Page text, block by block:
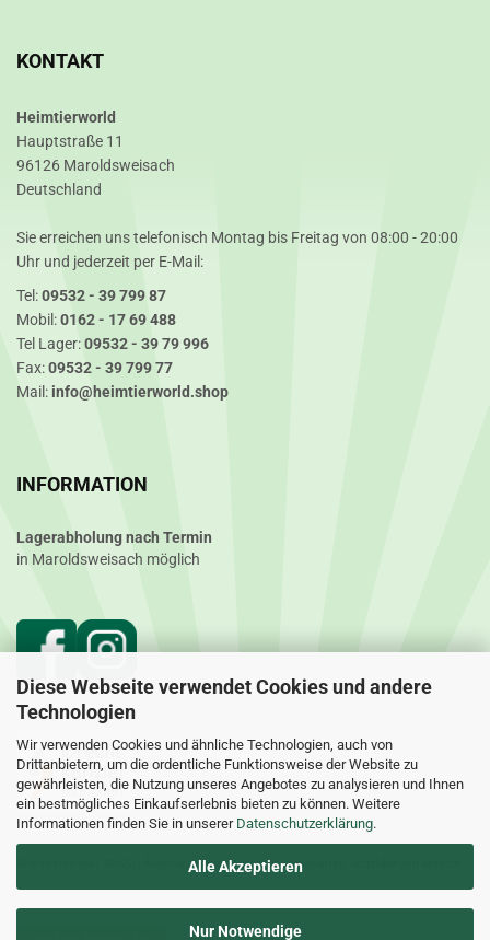
Diese Webseite verwendet Cookies und andere
Technologien
Wir verwenden Cookies und ähnliche Technologien, auch von
Drittanbietern, um die ordentliche Funktionsweise der Website zu
gewährleisten, die Nutzung unseres Angebotes zu analysieren und Ihnen
ein bestmögliches Einkaufserlebnis bieten zu können. Weitere
Informationen finden Sie in unserer Datenschutzerklärung.
Alle Akzeptieren
Nur Notwendige
KONTAKT
Heimtierworld
Hauptstraße 11
96126 Maroldsweisach
Deutschland
Sie erreichen uns telefonisch Montag bis Freitag von 08:00 - 20:00
Uhr und jederzeit per E-Mail:
Tel:09532 - 39 799 87
Mobil:0162 - 17 69 488
Tel Lager:09532 - 39 79 996
Fax:09532 - 39 799 77
Mail: info@heimtierworld.shop
INFORMATION
Lagerabholung nach Termin
in Maroldsweisach möglich
Alle Preise inkl. MwSt. Änderungen und Irrtümer vorbehalten. Abbildungen ähnlich.